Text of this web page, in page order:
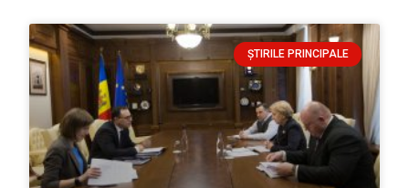
ȘTIRILE PRINCIPALE